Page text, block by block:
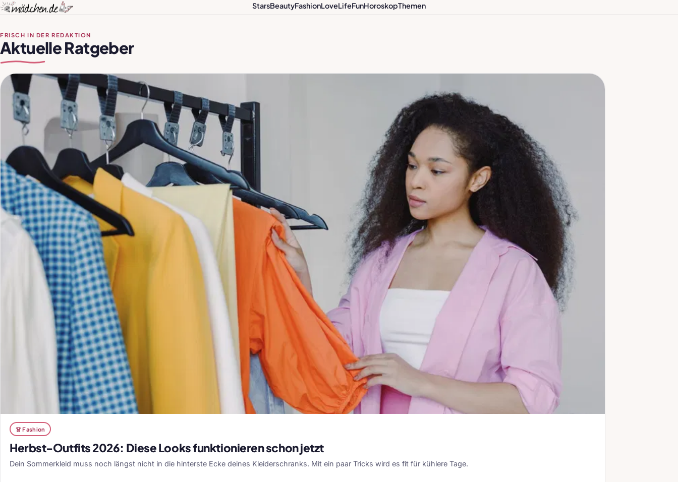
StarsBeautyFashionLoveLifeFunHoroskopThemen
FRISCH IN DER REDAKTION
Aktuelle Ratgeber
👗 Fashion
Herbst-Outfits 2026: Diese Looks funktionieren schon jetzt
Dein Sommerkleid muss noch längst nicht in die hinterste Ecke deines Kleiderschranks. Mit ein paar Tricks wird es fit für kühlere Tage.